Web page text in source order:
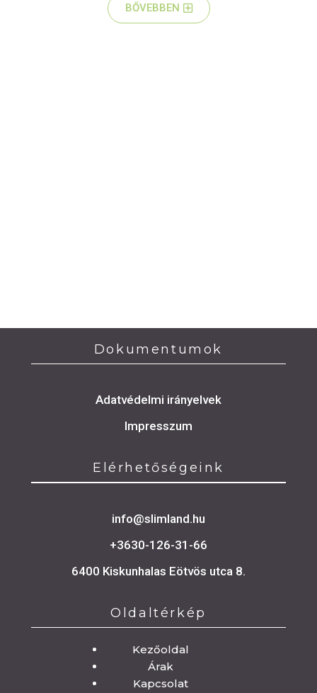
BŐVEBBEN
Dokumentumok
Adatvédelmi irányelvek
Impresszum
Elérhetőségeink
info@slimland.hu
+3630-126-31-66
6400 Kiskunhalas Eötvös utca 8.
Oldaltérkép
Kezőoldal
Árak
Kapcsolat